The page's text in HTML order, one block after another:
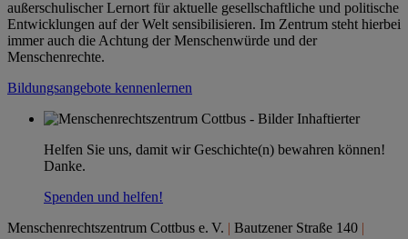
außerschulischer Lernort für aktuelle gesellschaftliche und politische
Entwicklungen auf der Welt sensibilisieren. Im Zentrum steht hierbei
immer auch die Achtung der Menschenwürde und der
Menschenrechte.
Bildungsangebote kennenlernen
Helfen Sie uns, damit wir Geschichte(n) bewahren können!
Danke.
Spenden und helfen!
Menschenrechtszentrum Cottbus e. V. | Bautzener Straße 140 |